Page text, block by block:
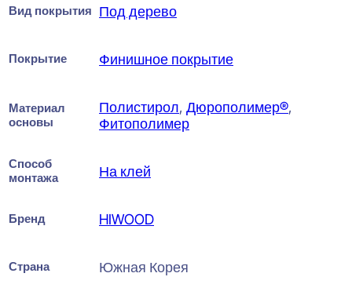
Вид покрытия Под дерево
Покрытие Финишное покрытие
Материал
основы
Полистирол, Дюрополимер®,
Фитополимер
Способ
монтажа
На клей
Бренд HIWOOD
Страна Южная Корея